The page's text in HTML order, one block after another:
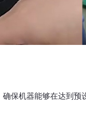
确保机器能够在达到